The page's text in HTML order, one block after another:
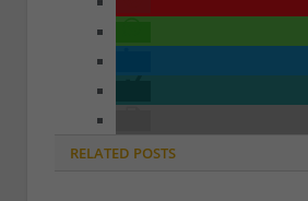
RELATED POSTS